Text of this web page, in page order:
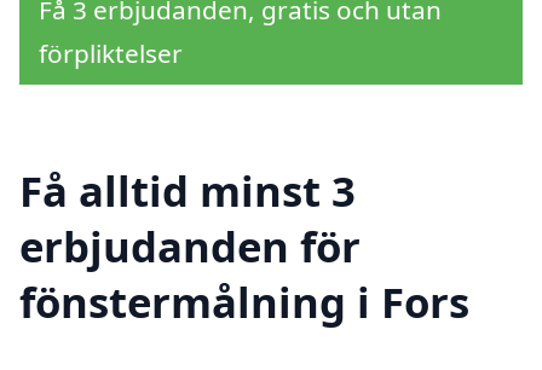
Få 3 erbjudanden, gratis och utan
förpliktelser
Få alltid minst 3
erbjudanden för
fönstermålning i Fors